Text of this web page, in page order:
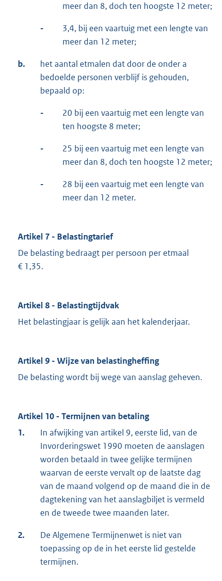
meer dan 8, doch ten hoogste 12 meter;
-
3,4, bij een vaartuig met een lengte van
meer dan 12 meter;
b.
het aantal etmalen dat door de onder a
bedoelde personen verblijf is gehouden,
bepaald op:
-
20 bij een vaartuig met een lengte van
ten hoogste 8 meter;
-
25 bij een vaartuig met een lengte van
meer dan 8, doch ten hoogste 12 meter;
-
28 bij een vaartuig met een lengte van
meer dan 12 meter.
Artikel 7 - Belastingtarief
De belasting bedraagt per persoon per etmaal
€ 1,35.
Artikel 8 - Belastingtijdvak
Het belastingjaar is gelijk aan het kalenderjaar.
Artikel 9 - Wijze van belastingheffing
De belasting wordt bij wege van aanslag geheven.
Artikel 10 - Termijnen van betaling
1.
In afwijking van artikel 9, eerste lid, van de
Invorderingswet 1990 moeten de aanslagen
worden betaald in twee gelijke termijnen
waarvan de eerste vervalt op de laatste dag
van de maand volgend op de maand die in de
dagtekening van het aanslagbiljet is vermeld
en de tweede twee maanden later.
2.
De Algemene Termijnenwet is niet van
toepassing op de in het eerste lid gestelde
termijnen.